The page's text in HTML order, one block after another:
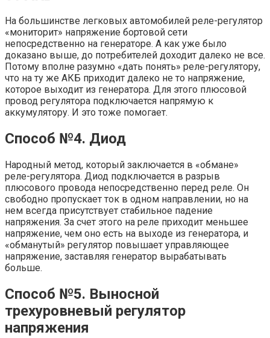
На большинстве легковых автомобилей реле-регулятор
«мониторит» напряжение бортовой сети
непосредственно на генераторе. А как уже было
доказано выше, до потребителей доходит далеко не все.
Потому вполне разумно «дать понять» реле-регулятору,
что на ту же АКБ приходит далеко не то напряжение,
которое выходит из генератора. Для этого плюсовой
провод регулятора подключается напрямую к
аккумулятору. И это тоже помогает.
Способ №4. Диод
Народный метод, который заключается в «обмане»
реле-регулятора. Диод подключается в разрыв
плюсового провода непосредственно перед реле. Он
свободно пропускает ток в одном направлении, но на
нем всегда присутствует стабильное падение
напряжения. За счет этого на реле приходит меньшее
напряжение, чем оно есть на выходе из генератора, и
«обманутый» регулятор повышает управляющее
напряжение, заставляя генератор вырабатывать
больше.
Способ №5. Выносной
трехуровневый регулятор
напряжения